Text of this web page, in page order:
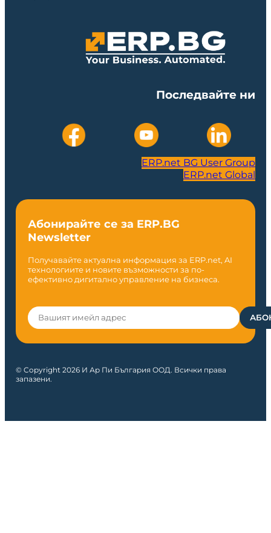
Последвайте ни
ERP.net BG User Group
ERP.net Global
Абонирайте се за ERP.BG
Newsletter
Получавайте актуална информация за ERP.net, AI
технологиите и новите възможности за по-
ефективно дигитално управление на бизнеса.
© Copyright 2026 И Ар Пи България ООД. Всички права
запазени.